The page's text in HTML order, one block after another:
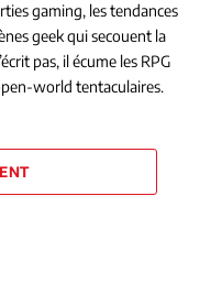
gaming, les tendances
geek qui secouent la
pas, il écume les RPG
world tentaculaires.